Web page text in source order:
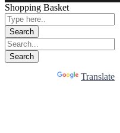
Shopping Basket
Translate